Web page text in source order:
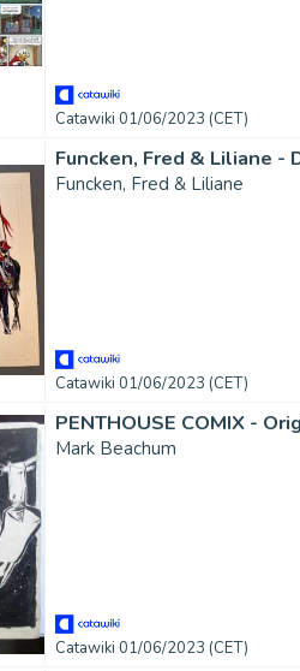
Catawiki 01/06/2023 (CET)
Funcken, Fred & Liliane
Catawiki 01/06/2023 (CET)
PENTHOUSE COMIX -
Mark Beachum
Catawiki 01/06/2023 (CET)